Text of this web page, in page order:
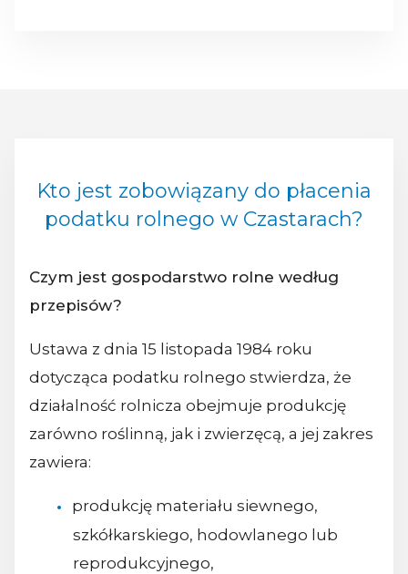
Kto jest zobowiązany do płacenia
podatku rolnego w Czastarach?
Czym jest gospodarstwo rolne według
przepisów?
Ustawa z dnia 15 listopada 1984 roku
dotycząca podatku rolnego stwierdza, że
działalność rolnicza obejmuje produkcję
zarówno roślinną, jak i zwierzęcą, a jej zakres
zawiera:
produkcję materiału siewnego,
szkółkarskiego, hodowlanego lub
reprodukcyjnego,